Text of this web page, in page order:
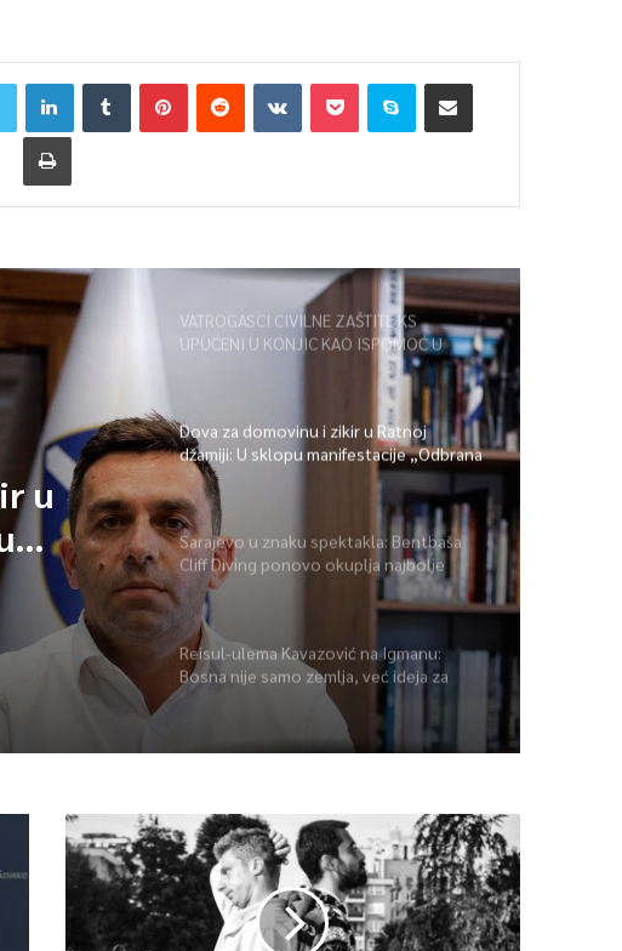
u
BiH –
VATROGASCI CIVILNE ZAŠTITE KS
UPUĆENI U KONJIC KAO ISPOMOĆ U
Dova za domovinu i zikir u Ratnoj
džamiji: U sklopu manifestacije „Odbrana
BiH – Igman 2026“ odana počast
herojima
Sarajevo u znaku spektakla: Bentbaša
Cliff Diving ponovo okuplja najbolje
skakače i vrhunsku zabavu
Reisul-ulema Kavazović na Igmanu:
Bosna nije samo zemlja, već ideja za